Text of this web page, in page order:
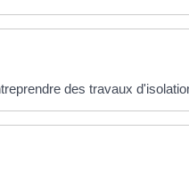
des travaux